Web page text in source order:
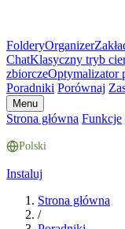
FolderyOrganizer
ChatKlasyczny tryb
zbiorczeOptymalizator
Poradniki Porównaj
Menu
Strona główna Funkcje
Polski
Instaluj
Strona główna
/